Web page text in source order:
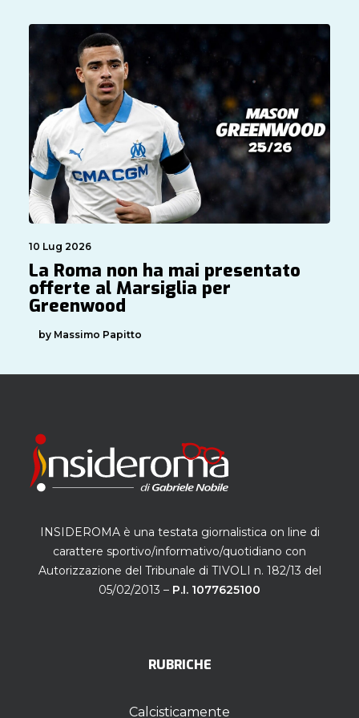
10 Lug 2026
La Roma non ha mai presentato
offerte al Marsiglia per
Greenwood
by Massimo Papitto
INSIDEROMA è una testata giornalistica on line di
carattere sportivo/informativo/quotidiano con
Autorizzazione del Tribunale di TIVOLI n. 182/13 del
05/02/2013 – P.I. 1077625100
RUBRICHE
Calcisticamente